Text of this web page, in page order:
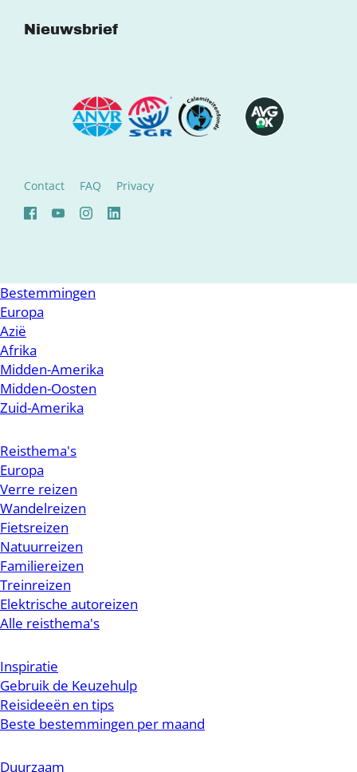
Nieuwsbrief
Contact FAQ Privacy
Bestemmingen
Europa
Azië
Afrika
Midden-Amerika
Midden-Oosten
Zuid-Amerika
Reisthema's
Europa
Verre reizen
Wandelreizen
Fietsreizen
Natuurreizen
Familiereizen
Treinreizen
Elektrische autoreizen
Alle reisthema's
Inspiratie
Gebruik de Keuzehulp
Reisideeën en tips
Beste bestemmingen per maand
Duurzaam